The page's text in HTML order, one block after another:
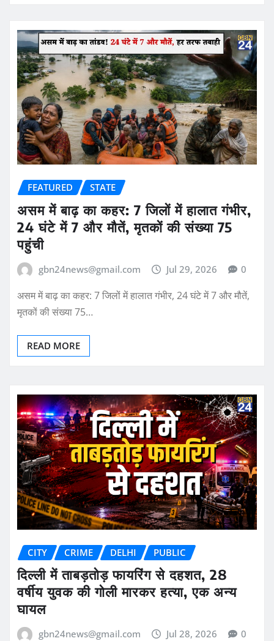
FEATURED STATE
असम में बाढ़ का कहर: 7 जिलों में हालात गंभीर,
24 घंटे में 7 और मौतें, मृतकों की संख्या 75
पहुंची
gbn24news@gmail.com Jul 29, 2026 0
असम में बाढ़ का कहर: 7 जिलों में हालात गंभीर, 24 घंटे में 7 और मौतें,
मृतकों की संख्या 75…
READ MORE
CITY CRIME DELHI PUBLIC
दिल्ली में ताबड़तोड़ फायरिंग से दहशत, 28
वर्षीय युवक की गोली मारकर हत्या, एक अन्य
घायल
gbn24news@gmail.com Jul 28, 2026 0